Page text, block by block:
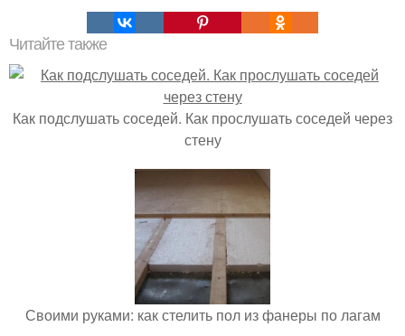
Читайте также
Как подслушать соседей. Как прослушать соседей через
стену
Своими руками: как стелить пол из фанеры по лагам